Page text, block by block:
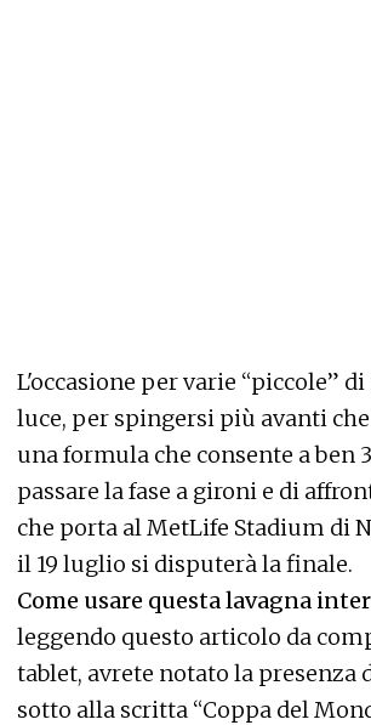
L'occasione per varie “piccole”
luce, per spingersi più avanti
una formula che consente a ben
passare la fase a gironi e di
che porta al MetLife Stadium di
il 19 luglio si disputerà la finale.
Come usare questa lavagna
leggendo questo articolo da
tablet, avrete notato la presenza
sotto alla scritta “Coppa del